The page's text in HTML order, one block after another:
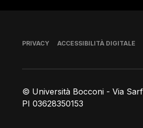
© Università Bocconi - Via
PI 03628350153
Piè di pagina
PRIVACY ACCESSIBILITÀ DIGITALE